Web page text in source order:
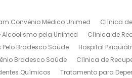
Convênio Médico Unimed
Clínica
pela Unimed
Clínica de
Bradesco Saúde
Hospital
Bradesco Saúde
Clínica de
Químicos
Tratamento para